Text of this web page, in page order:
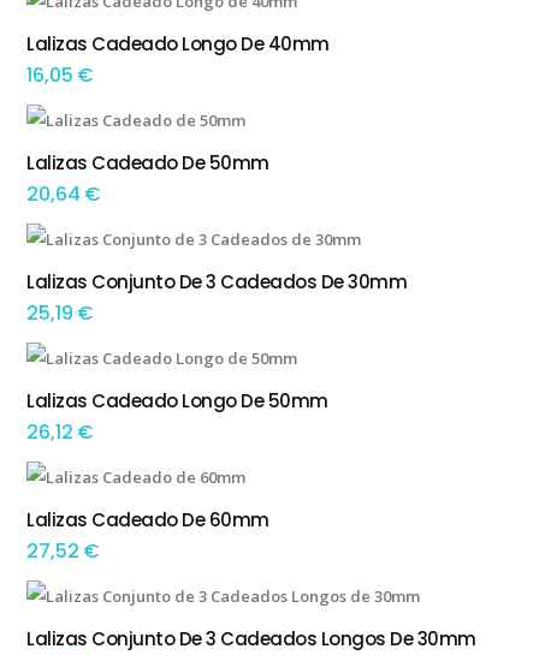
ADICIONAR
Lalizas Cadeado Longo De 40mm
16,05 €
ADICIONAR
Lalizas Cadeado De 50mm
20,64 €
ADICIONAR
Lalizas Conjunto De 3 Cadeados De 30mm
25,19 €
ADICIONAR
Lalizas Cadeado Longo De 50mm
26,12 €
ADICIONAR
Lalizas Cadeado De 60mm
27,52 €
ADICIONAR
Lalizas Conjunto De 3 Cadeados Longos De 30mm